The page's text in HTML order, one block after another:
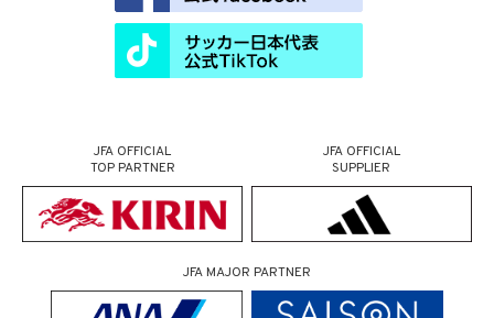
JFA OFFICIAL
TOP PARTNER
JFA OFFICIAL
SUPPLIER
JFA MAJOR PARTNER